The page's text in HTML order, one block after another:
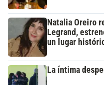
Natalia Oreiro
Legrand,
un lugar
La íntima